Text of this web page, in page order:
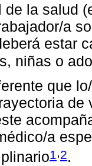
de la salud
a
estar
niñas o
que
a
1,2.